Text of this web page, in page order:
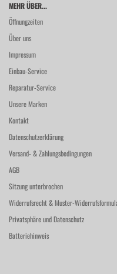
MEHR ÜBER...
Öffnungzeiten
Über uns
Impressum
Einbau-Service
Reparatur-Service
Unsere Marken
Kontakt
Datenschutzerklärung
Versand- & Zahlungsbedingungen
AGB
Sitzung unterbrochen
Widerrufsrecht & Muster-
Privatsphäre und Datenschutz
Batteriehinweis